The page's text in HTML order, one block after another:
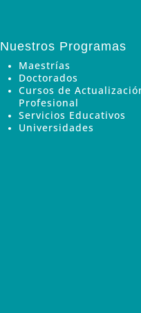
Nuestros Programas
Maestrías
Doctorados
Cursos de
Profesional
Servicios Educativos
Universidades